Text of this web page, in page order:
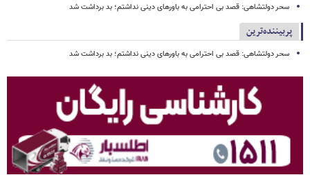
سحر دولتشاهی: قصد بی احترامی به باورهای دینی نداشتم؛ بد برداشت شد
پربیننده‌ترین
سحر دولتشاهی: قصد بی احترامی به باورهای دینی نداشتم؛ بد برداشت شد